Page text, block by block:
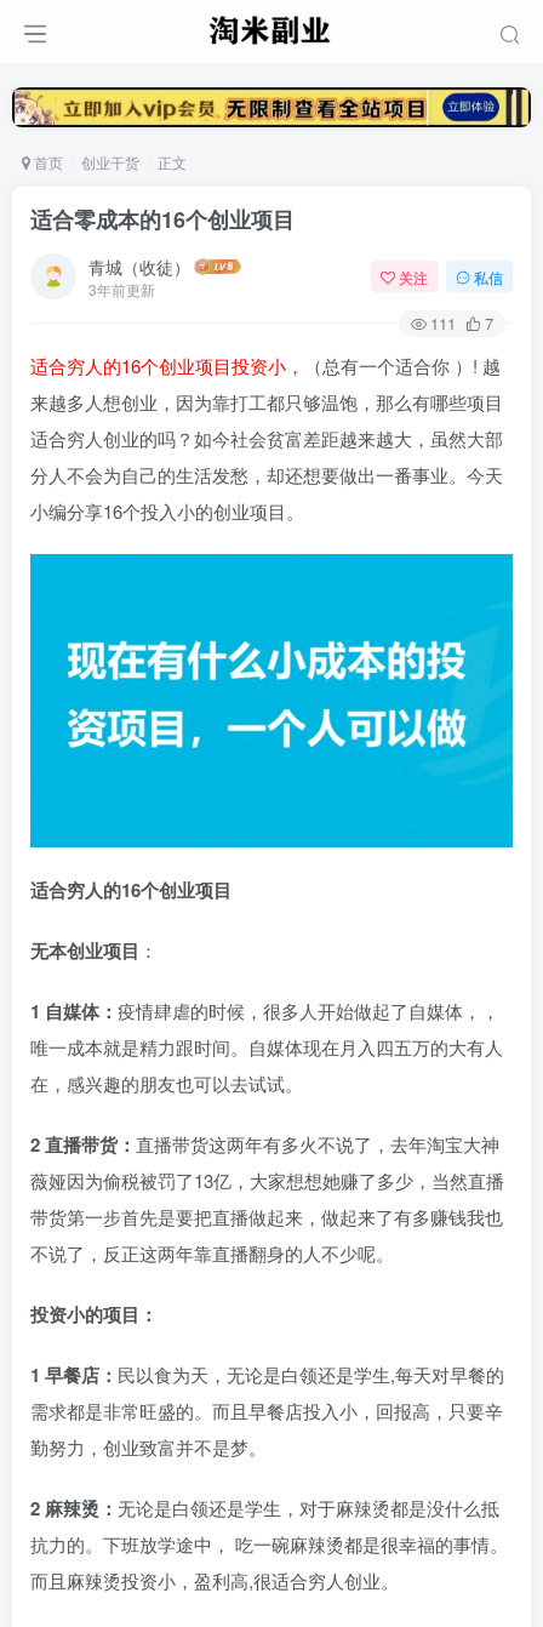
首页 创业干货 正文
适合零成本的16个创业项目
青城（收徒）
3年前更新
关注 私信
111 7
适合穷人的16个创业项目投资小，
（总有一个适合你 ）! 越
来越多人想创业，因为靠打工都只够温饱，那么有哪些项目
适合穷人创业的吗？如今社会贫富差距越来越大，虽然大部
分人不会为自己的生活发愁，却还想要做出一番事业。今天
小编分享16个投入小的创业项目。
适合穷人的16个创业项目
无本创业项目 ：
1 自媒体： 疫情肆虐的时候，很多人开始做起了自媒体，，
唯一成本就是精力跟时间。自媒体现在月入四五万的大有人
在，感兴趣的朋友也可以去试试。
2 直播带货： 直播带货这两年有多火不说了，去年淘宝大神
薇娅因为偷税被罚了13亿，大家想想她赚了多少，当然直播
带货第一步首先是要把直播做起来，做起来了有多赚钱我也
不说了，反正这两年靠直播翻身的人不少呢。
投资小的项目：
1 早餐店： 民以食为天，无论是白领还是学生,每天对早餐的
需求都是非常旺盛的。而且早餐店投入小，回报高，只要辛
勤努力，创业致富并不是梦。
2 麻辣烫： 无论是白领还是学生，对于麻辣烫都是没什么抵
抗力的。下班放学途中， 吃一碗麻辣烫都是很幸福的事情。
而且麻辣烫投资小，盈利高,很适合穷人创业。